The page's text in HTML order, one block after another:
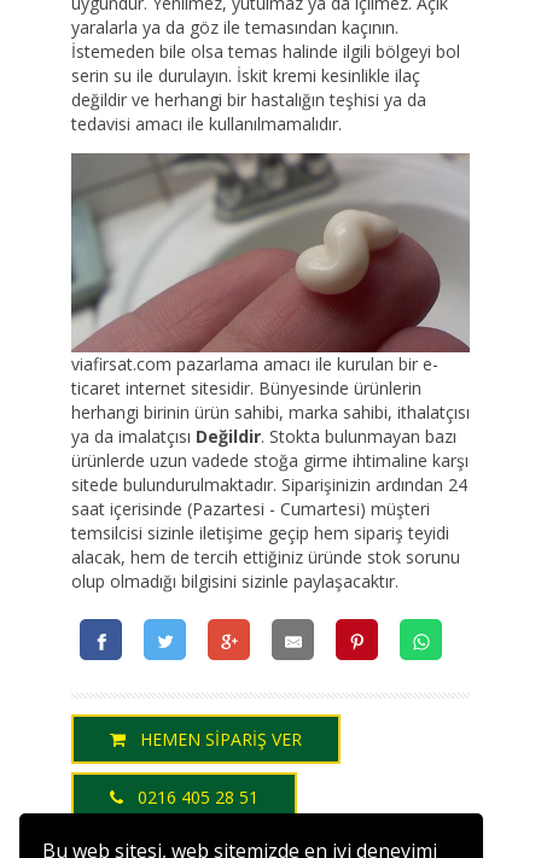
Bu web sitesi, web sitemizde en iyi deneyimi
yaralarla ya da göz ile temasından kaçının.
İstemeden bile olsa temas halinde ilgili bölgeyi bol
serin su ile durulayın. İskit kremi kesinlikle ilaç
değildir ve herhangi bir hastalığın teşhisi ya da
tedavisi amacı ile kullanılmamalıdır.
viafirsat.com pazarlama amacı ile kurulan bir e-
ticaret internet sitesidir. Bünyesinde ürünlerin
herhangi birinin ürün sahibi, marka sahibi, ithalatçısı
ya da imalatçısı Değildir. Stokta bulunmayan bazı
ürünlerde uzun vadede stoğa girme ihtimaline karşı
sitede bulundurulmaktadır. Siparişinizin ardından 24
saat içerisinde (Pazartesi - Cumartesi) müşteri
temsilcisi sizinle iletişime geçip hem sipariş teyidi
alacak, hem de tercih ettiğiniz üründe stok sorunu
olup olmadığı bilgisini sizinle paylaşacaktır.
HEMEN SİPARİŞ VER
0216 405 28 51